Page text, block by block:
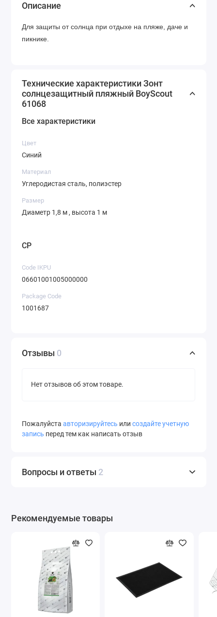
Описание
Для защиты от солнца при отдыхе на пляже, даче и
пикнике.
Технические характеристики Зонт
солнцезащитный пляжный BoyScout
61068
Все характеристики
Цвет
Синий
Материал
Углеродистая сталь, полиэстер
Размер
Диаметр 1,8 м , высота 1 м
CP
Code IKPU
06601001005000000
Package Code
1001687
Отзывы 0
Нет отзывов об этом товаре.
Пожалуйста авторизируйтесь или создайте учетную
запись перед тем как написать отзыв
Вопросы и ответы 2
Рекомендуемые товары